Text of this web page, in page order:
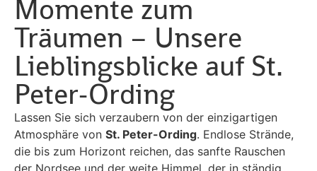
Momente zum
Träumen – Unsere
Lieblingsblicke auf St.
Peter-Ording
Lassen Sie sich verzaubern von der einzigartigen
Atmosphäre von St. Peter-Ording. Endlose Strände,
die bis zum Horizont reichen, das sanfte Rauschen
der Nordsee und der weite Himmel, der in ständig